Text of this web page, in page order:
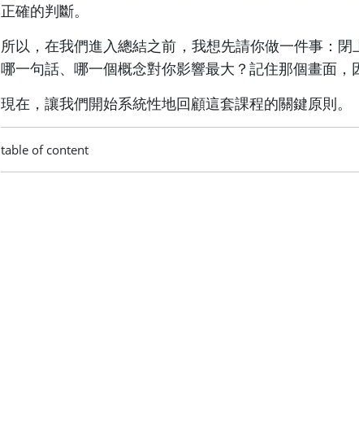
正確的判斷。
所以，在我們進入總結之前，我想先請你做一件事：
哪一句話、哪一個概念對你影響最大？記住那個畫面，
現在，讓我們開始系統性地回顧這套課程的關鍵原則。
table of content